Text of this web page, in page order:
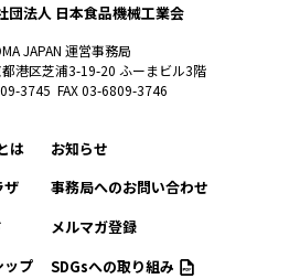
団法人 日本食品機械工業会
JAPAN 運営事務局
港区芝浦3-19-20 ふーまビル3階
3745 FAX 03-6809-3746
は
ザ
ップ
お知らせ
事務局へのお問い合わせ
メルマガ登録
SDGsへの取り組み